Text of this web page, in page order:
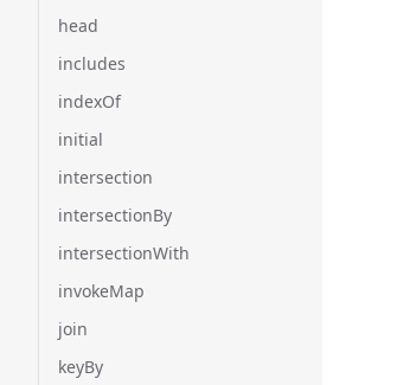
head
includes
indexOf
initial
intersection
intersectionBy
intersectionWith
invokeMap
join
keyBy